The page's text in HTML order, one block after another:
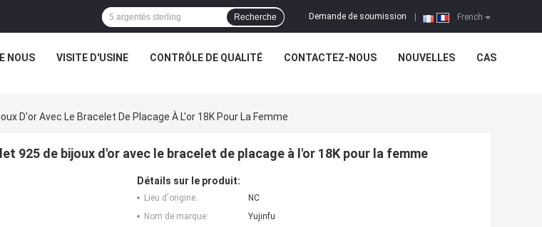
French
Demande de soumission
Recherche
NOUS VISITE D'USINE CONTRÔLE DE QUALITÉ CONTACTEZ-NOUS NOUVELLES CAS
D'or Avec Le Bracelet De Placage À L'or 18K Pour La Femme
925 de bijoux d'or avec le bracelet de placage à l'or 18K pour la femme
Détails sur le produit:
Lieu d'origine:
NC
Nom de marque:
Yujinfu